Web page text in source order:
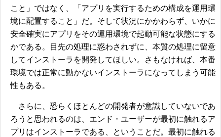
こと」ではなく、「アプリを実行するための構成を運用環
境に配置すること」だ。そして状況にかかわらず、いかに
安全確実にアプリをその運用環境で起動可能な状態にする
かである。目先の処理に惑わされずに、本質の処理に留意
してインストーラを開発してほしい。さもなければ、本番
環境では正常に動かないインストーラになってしまう可能
性もある。
さらに、恐らくほとんどの開発者が意識していないであ
ろうと思われるのは、エンド・ユーザーが最初に触れるア
プリはインストーラである、ということだ。最初に触れる